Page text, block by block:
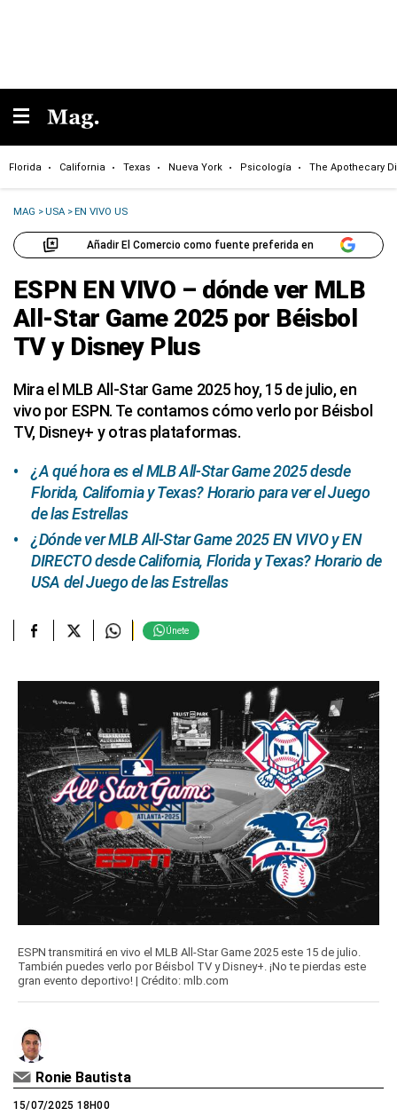
Florida California Texas Nueva York Psicología The Apothecary
MAG >USA >EN VIVO US
Añadir El Comercio como fuente preferida en
ESPN EN VIVO – dónde ver MLB
All-Star Game 2025 por Béisbol
TV y Disney Plus
Mira el MLB All-Star Game 2025 hoy, 15 de julio, en
vivo por ESPN. Te contamos cómo verlo por Béisbol
TV, Disney+ y otras plataformas.
¿A qué hora es el MLB All-Star Game 2025 desde
Florida, California y Texas? Horario para ver el Juego
de las Estrellas
¿Dónde ver MLB All-Star Game 2025 EN VIVO y EN
DIRECTO desde California, Florida y Texas? Horario de
USA del Juego de las Estrellas
Únete
ESPN transmitirá en vivo el MLB All-Star Game 2025 este 15 de julio.
También puedes verlo por Béisbol TV y Disney+. ¡No te pierdas este
gran evento deportivo! | Crédito: mlb.com
Ronie Bautista
15/07/2025 18H00